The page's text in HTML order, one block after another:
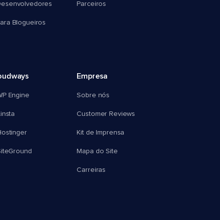
Blogueiros
Parceiros
Engine
Empresa
Sobre nós
Customer Reviews
Kit de Imprensa
Mapa do Site
Carreiras